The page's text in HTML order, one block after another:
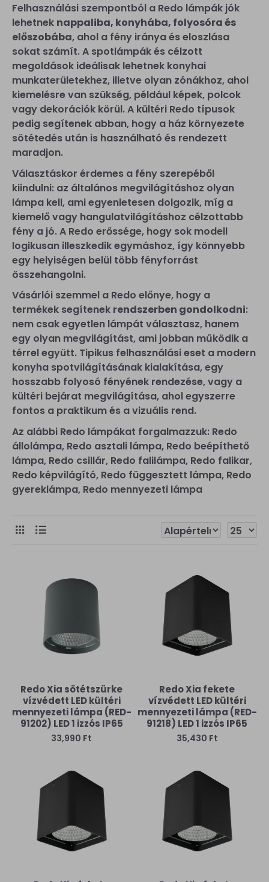
Felhasználási szempontból a Redo lámpák jók
lehetnek nappaliba, konyhába, folyosóra és
előszobába, ahol a fény iránya és eloszlása
sokat számít. A spotlámpák és célzott
megoldások ideálisak lehetnek konyhai
munkaterületekhez, illetve olyan zónákhoz, ahol
kiemelésre van szükség, például képek, polcok
vagy dekorációk körül. A kültéri Redo típusok
pedig segítenek abban, hogy a ház környezete
sötétedés után is használható és rendezett
maradjon.
Választáskor érdemes a fény szerepéből
kiindulni: az általános megvilágításhoz olyan
lámpa kell, ami egyenletesen dolgozik, míg a
kiemelő vagy hangulatvilágításhoz célzottabb
fény a jó. A Redo erőssége, hogy sok modell
logikusan illeszkedik egymáshoz, így könnyebb
egy helyiségen belül több fényforrást
összehangolni.
Vásárlói szemmel a Redo előnye, hogy a
termékek segítenek rendszerben gondolkodni:
nem csak egyetlen lámpát választasz, hanem
egy olyan megvilágítást, ami jobban működik a
térrel együtt. Tipikus felhasználási eset a modern
konyha spotvilágításának kialakítása, egy
hosszabb folyosó fényének rendezése, vagy a
kültéri bejárat megvilágítása, ahol egyszerre
fontos a praktikum és a vizuális rend.
Az alábbi Redo lámpákat forgalmazzuk: Redo
állolámpa, Redo asztali lámpa, Redo beépíthető
lámpa, Redo csillár, Redo falilámpa, Redo falikar,
Redo képvilágító, Redo függesztett lámpa, Redo
gyereklámpa, Redo mennyezeti lámpa
Redo Xia sötétszürke
vízvédett LED kültéri
mennyezeti lámpa (RED-
91202) LED 1 izzós IP65
33,990 Ft
Redo Xia fekete
vízvédett LED kültéri
mennyezeti lámpa (RED-
91218) LED 1 izzós IP65
35,430 Ft